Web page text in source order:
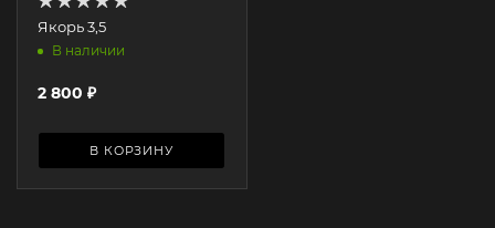
Якорь 3,5
В наличии
2 800 ₽
В КОРЗИНУ